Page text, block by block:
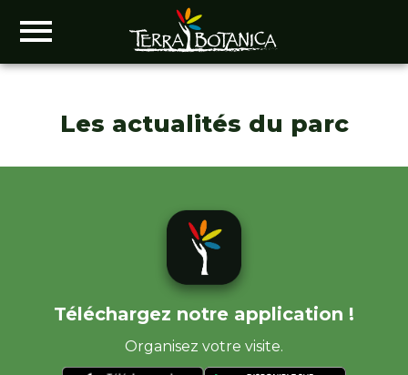
Les actualités du parc
Téléchargez notre application !
Organisez votre visite.